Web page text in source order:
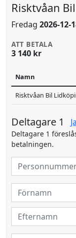
Risktvåan
Fredag 2026-12-
ATT BETALA
3 140 kr
Namn
Risktvåan Bil
Deltagare 1
Deltagare 1
betalningen.